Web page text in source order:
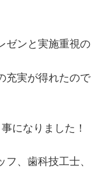
ゼンと実施重視の
充実が得れたので
になりました！
、歯科技工士、